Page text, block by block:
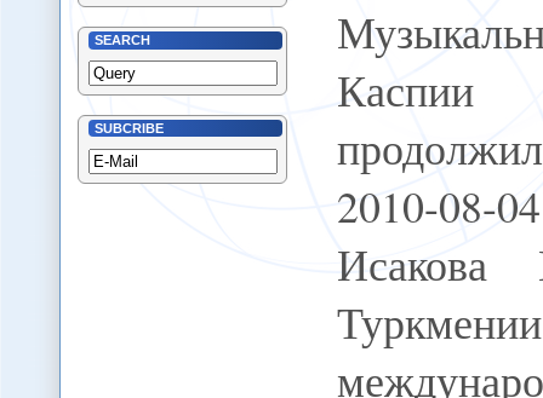
SEARCH
SUBCRIBE
Каспии
2010-08-
Исакова